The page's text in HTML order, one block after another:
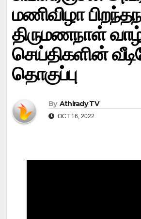
மணிவிழா
திருமணநாள்
செய்திகளின்
தொகுப்பு
By Athirady TV
OCT 16, 2022